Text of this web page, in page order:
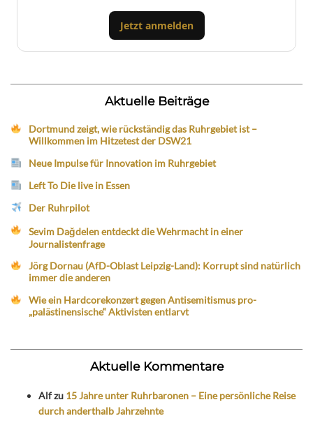
Jetzt anmelden
Aktuelle Beiträge
Dortmund zeigt, wie rückständig das Ruhrgebiet ist –
Willkommen im Hitzetest der DSW21
Neue Impulse für Innovation im Ruhrgebiet
Left To Die live in Essen
Der Ruhrpilot
Sevim Dağdelen entdeckt die Wehrmacht in einer
Journalistenfrage
Jörg Dornau (AfD-Oblast Leipzig-Land): Korrupt sind natürlich
immer die anderen
Wie ein Hardcorekonzert gegen Antisemitismus pro-
„palästinensische“ Aktivisten entlarvt
Aktuelle Kommentare
Alfzu 15 Jahre unter Ruhrbaronen – Eine persönliche Reise
durch anderthalb Jahrzehnte